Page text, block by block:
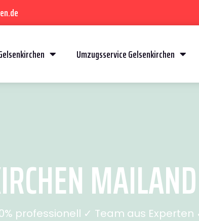
Umzugsservice Gelsenkirchen
professionell ✓ Team aus